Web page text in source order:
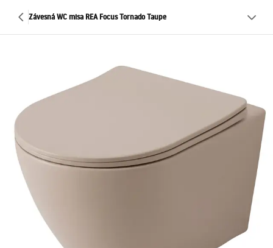
Závesná WC misa REA Focus Tornado Taupe